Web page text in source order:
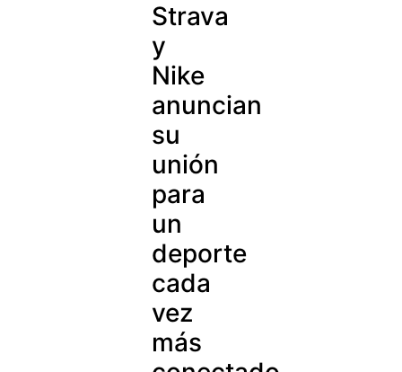
Strava
y
Nike
anuncian
su
unión
para
un
deporte
cada
vez
más